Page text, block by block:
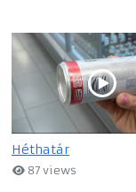
Héthatár
87 views